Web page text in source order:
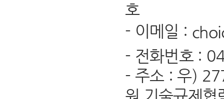
호
- 이메일 :
- 전화번호 :
- 주소 : 우)